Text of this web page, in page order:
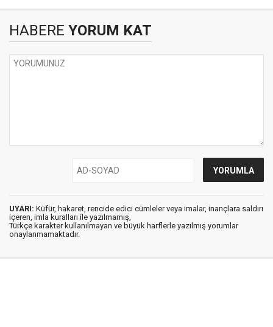
HABERE YORUM KAT
UYARI: Küfür, hakaret, rencide edici cümleler veya imalar, inançlara saldırı
içeren, imla kuralları ile yazılmamış,
Türkçe karakter kullanılmayan ve büyük harflerle yazılmış yorumlar
onaylanmamaktadır.